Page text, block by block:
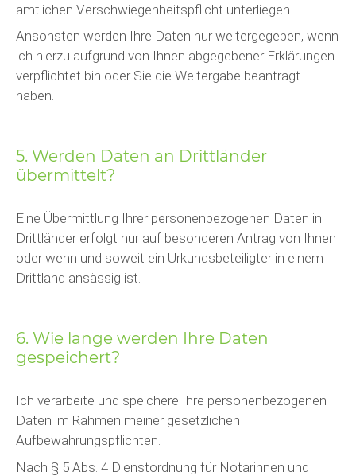
amtlichen Verschwiegenheitspflicht unterliegen.
Ansonsten werden Ihre Daten nur weitergegeben, wenn
ich hierzu aufgrund von Ihnen abgegebener Erklärungen
verpflichtet bin oder Sie die Weitergabe beantragt
haben.
5. Werden Daten an Drittländer
übermittelt?
Eine Übermittlung Ihrer personenbezogenen Daten in
Drittländer erfolgt nur auf besonderen Antrag von Ihnen
oder wenn und soweit ein Urkundsbeteiligter in einem
Drittland ansässig ist.
6. Wie lange werden Ihre Daten
gespeichert?
Ich verarbeite und speichere Ihre personenbezogenen
Daten im Rahmen meiner gesetzlichen
Aufbewahrungspflichten.
Nach § 5 Abs. 4 Dienstordnung für Notarinnen und